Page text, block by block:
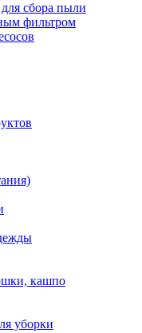
сбора пыли
фильтром
кашпо
уборки